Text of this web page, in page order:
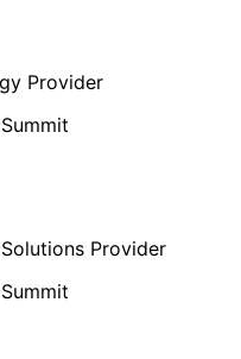
Provider
Provider